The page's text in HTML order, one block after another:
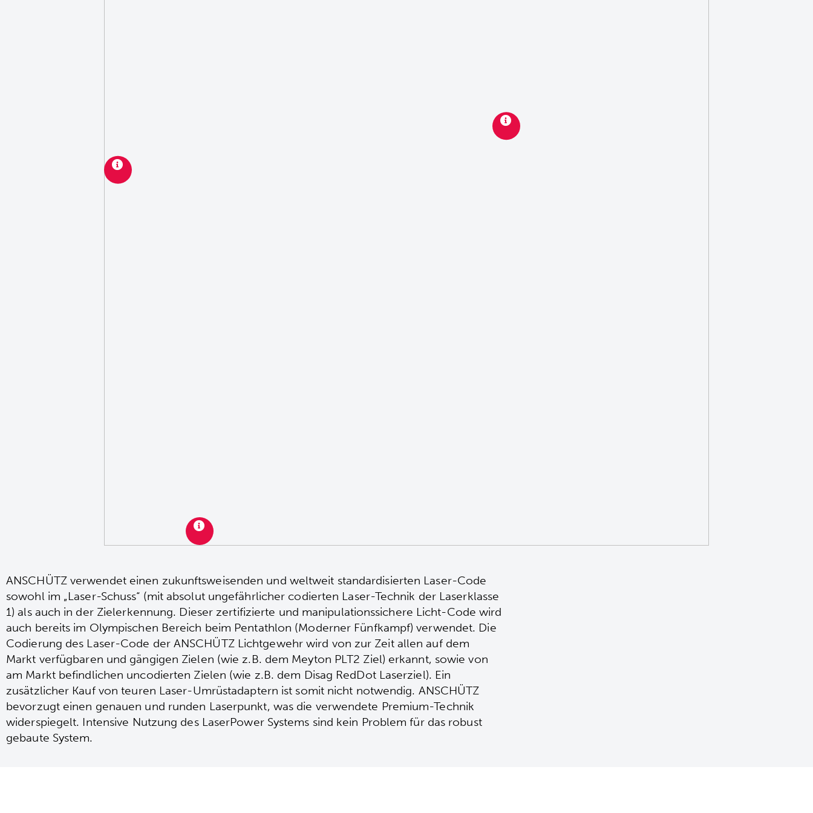
ANSCHÜTZ verwendet einen zukunftsweisenden und weltweit standardisierten Laser-Code
sowohl im „Laser-Schuss“ (mit absolut ungefährlicher codierten Laser-Technik der Laserklasse
1) als auch in der Zielerkennung. Dieser zertifizierte und manipulationssichere Licht-Code wird
auch bereits im Olympischen Bereich beim Pentathlon (Moderner Fünfkampf) verwendet. Die
Codierung des Laser-Code der ANSCHÜTZ Lichtgewehr wird von zur Zeit allen auf dem
Markt verfügbaren und gängigen Zielen (wie z.B. dem Meyton PLT2 Ziel) erkannt, sowie von
am Markt befindlichen uncodierten Zielen (wie z.B. dem Disag RedDot Laserziel). Ein
zusätzlicher Kauf von teuren Laser-Umrüstadaptern ist somit nicht notwendig. ANSCHÜTZ
bevorzugt einen genauen und runden Laserpunkt, was die verwendete Premium-Technik
widerspiegelt. Intensive Nutzung des LaserPower Systems sind kein Problem für das robust
gebaute System.